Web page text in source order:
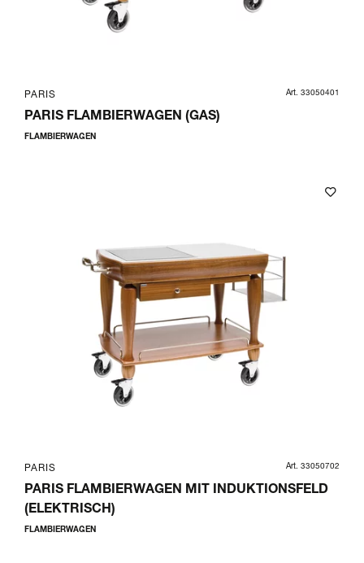
PARIS Art. 33050401
PARIS FLAMBIERWAGEN (GAS)
FLAMBIERWAGEN
PARIS Art. 33050702
PARIS FLAMBIERWAGEN MIT INDUKTIONSFELD
(ELEKTRISCH)
FLAMBIERWAGEN